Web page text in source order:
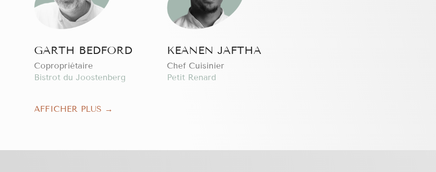
GARTH BEDFORD
Copropriétaire
Bistrot du Joostenberg
KEANEN JAFTHA
Chef Cuisinier
Petit Renard
AFFICHER PLUS →